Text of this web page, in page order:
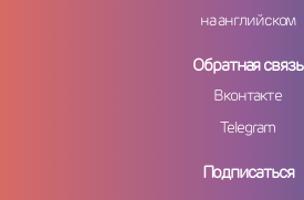
на английском
Обратная связь
Вконтакте
Telegram
Подписаться